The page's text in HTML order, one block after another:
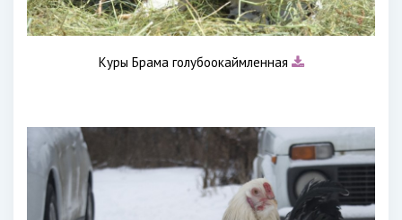
Куры Брама голубоокаймленная